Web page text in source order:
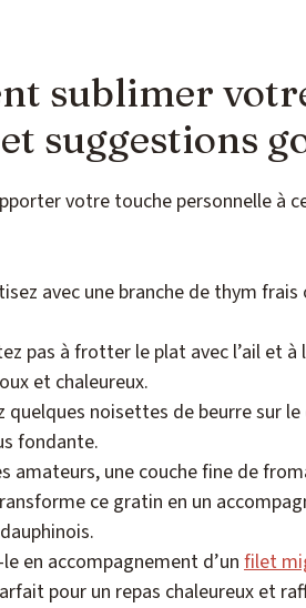
sublimer
suggestions
votre touche personnelle à
avec une branche de thym
pas à frotter le plat avec l’ail et
et chaleureux.
quelques noisettes de beurre sur
fondante.
amateurs, une couche fine de
ce gratin en un
en accompagnement d’un filet
pour un repas chaleureux et